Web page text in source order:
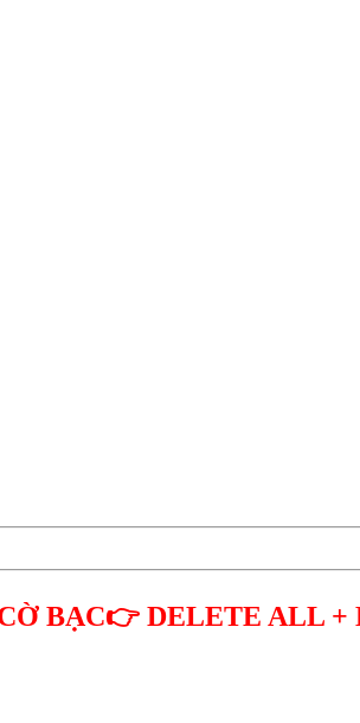
BẠC👉 DELETE ALL